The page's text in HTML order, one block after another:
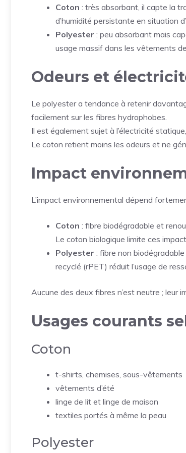
Coton : très absorbant, il capte la
d’humidité persistante en situation
Polyester : peu absorbant mais
usage massif dans les vêtements
Odeurs et
Le polyester a tendance à retenir
facilement sur les fibres hydrophobes.
Il est également sujet à l’électricité
Le coton retient moins les odeurs et ne
Impact
L’impact environnemental dépend
Coton : fibre biodégradable et
Le coton biologique limite ces
Polyester : fibre non
recyclé (rPET) réduit l’usage de
Aucune des deux fibres n’est neutre ;
Usages courants
Coton
t-shirts, chemises, sous-vêtements
vêtements d’été
linge de lit et linge de maison
textiles portés à même la peau
Polyester